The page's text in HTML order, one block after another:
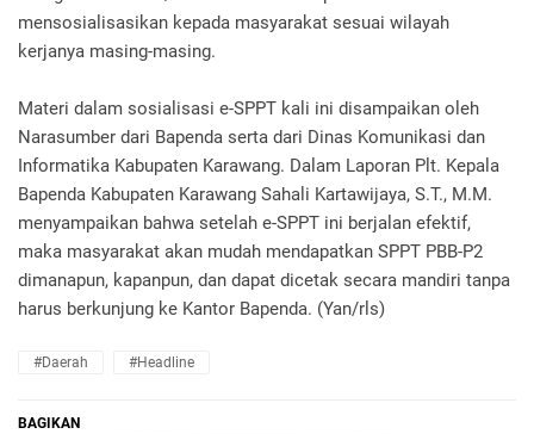
mensosialisasikan kepada masyarakat sesuai wilayah
kerjanya masing-masing.
Materi dalam sosialisasi e-SPPT kali ini disampaikan oleh
Narasumber dari Bapenda serta dari Dinas Komunikasi dan
Informatika Kabupaten Karawang. Dalam Laporan Plt. Kepala
Bapenda Kabupaten Karawang Sahali Kartawijaya, S.T., M.M.
menyampaikan bahwa setelah e-SPPT ini berjalan efektif,
maka masyarakat akan mudah mendapatkan SPPT PBB-P2
dimanapun, kapanpun, dan dapat dicetak secara mandiri tanpa
harus berkunjung ke Kantor Bapenda. (Yan/rls)
#daerah #headline
BAGIKAN